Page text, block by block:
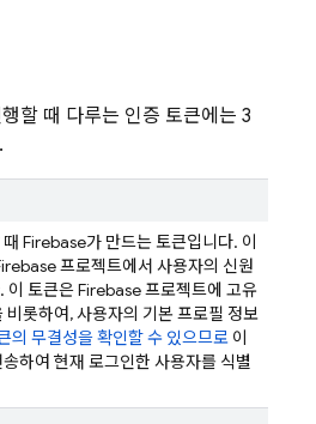
할 때 다루는 인증 토큰에는 3
Firebase가 만드는 토큰입니다. 이
프로젝트에서 사용자의 신원
이 토큰은Firebase프로젝트에 고유
비롯하여, 사용자의 기본 프로필 정보
의 무결성을 확인할 수 있으므로 이
하여 현재 로그인한 사용자를 식별